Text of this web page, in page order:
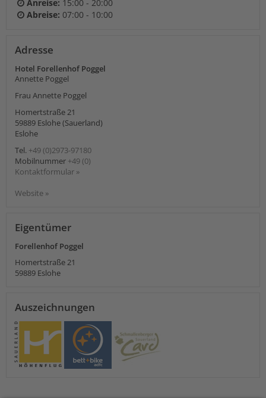
Anreise: 15:00 - 20:00
Abreise: 07:00 - 10:00
Adresse
Hotel Forellenhof Poggel
Annette Poggel
Frau Annette Poggel
Homertstraße 21
59889 Eslohe (Sauerland)
Eslohe
Tel. +49 (0)2973-97180
Mobilnummer +49 (0)
Kontaktformular »
Website »
Eigentümer
Forellenhof Poggel
Homertstraße 21
59889 Eslohe
Auszeichnungen